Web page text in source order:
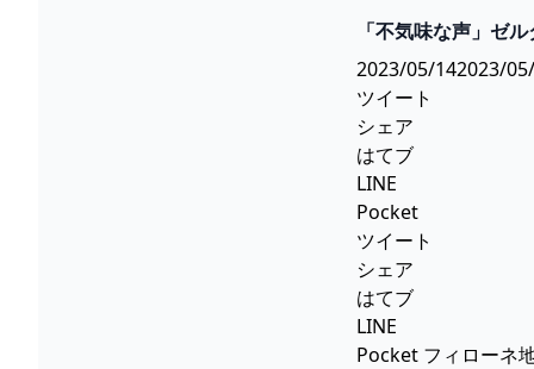
「不気味な声」ゼ
2023/05/142023/
ツイート
シェア
はてブ
LINE
Pocket
ツイート
シェア
はてブ
LINE
Pocket フィローネ